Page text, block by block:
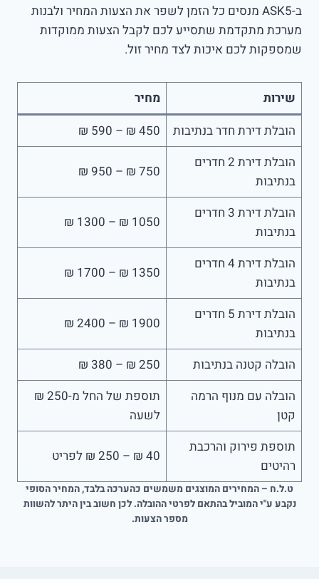
ב-ASK5 מנסים כל הזמן לשפר את הצעות המחיר ולבנות
מערכת מתקדמת שתסייע לכם לקבל הצעות ממוקדות
שמספקות לכם איכות לצד מחיר זול.
שירות
מחיר
הובלת דירת חדר בנתיבות
450 ₪ – 590 ₪
הובלת דירת 2 חדרים
בנתיבות
750 ₪ – 950 ₪
הובלת דירת 3 חדרים
בנתיבות
1050 ₪ – 1300 ₪
הובלת דירת 4 חדרים
בנתיבות
1350 ₪ – 1700 ₪
הובלת דירת 5 חדרים
בנתיבות
1900 ₪ – 2400 ₪
הובלה קטנה בנתיבות
250 ₪ – 380 ₪
הובלה עם מנוף הרמה
קטן
תוספת של החל מ-250 ₪
לשעה
תוספת פירוק והרכבת
רהיטים
40 ₪ – 250 ₪ לפריט
ט.ל.ח – המחירים המוצגים משמשים כהערכה בלבד, המחיר הסופי
נקבע ע"י המוביל בהתאם לפרטי ההובלה. לכן חשוב בין היתר להשוות
מספר הצעות.